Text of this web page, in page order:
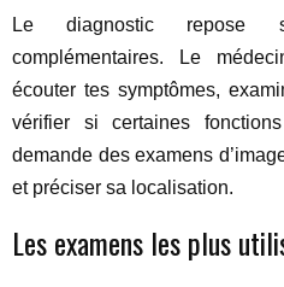
Le diagnostic repose
complémentaires. Le
écouter tes symptômes,
vérifier si certaines
demande des examens
et préciser sa localisation.
Les examens les plus